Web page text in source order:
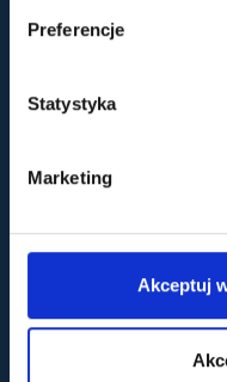
Preferencje
Statystyka
Marketing
Akceptuj
Usługi
Diagnostyka i leczenie
Plastyka powiek
Stymulatory tkankowe i
Punkt szczepień
Centrum Delavi